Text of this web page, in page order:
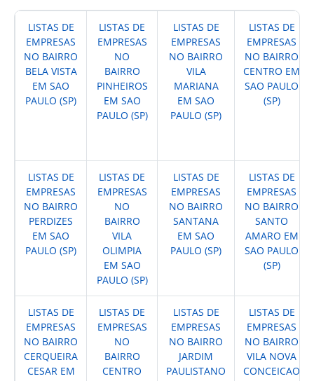
LISTAS DE
EMPRESAS
NO BAIRRO
BELA VISTA
EM SAO
PAULO (SP)
LISTAS DE
EMPRESAS
NO
BAIRRO
PINHEIROS
EM SAO
PAULO (SP)
LISTAS DE
EMPRESAS
NO BAIRRO
VILA
MARIANA
EM SAO
PAULO (SP)
LISTAS DE
EMPRESAS
NO BAIRRO
CENTRO EM
SAO PAULO
(SP)
LISTAS DE
EMPRESAS
NO BAIRRO
PERDIZES
EM SAO
PAULO (SP)
LISTAS DE
EMPRESAS
NO
BAIRRO
VILA
OLIMPIA
EM SAO
PAULO (SP)
LISTAS DE
EMPRESAS
NO BAIRRO
SANTANA
EM SAO
PAULO (SP)
LISTAS DE
EMPRESAS
NO BAIRRO
SANTO
AMARO EM
SAO PAULO
(SP)
LISTAS DE
EMPRESAS
NO BAIRRO
CERQUEIRA
CESAR EM
LISTAS DE
EMPRESAS
NO
BAIRRO
CENTRO
LISTAS DE
EMPRESAS
NO BAIRRO
JARDIM
PAULISTANO
LISTAS DE
EMPRESAS
NO BAIRRO
VILA NOVA
CONCEICAO